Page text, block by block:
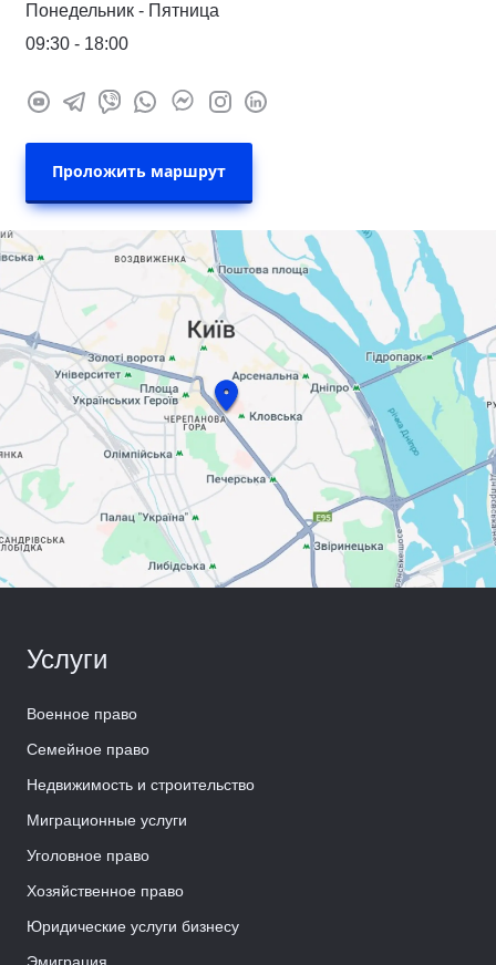
Понедельник - Пятница
09:30 - 18:00
Проложить маршрут
Услуги
Военное право
Семейное право
Недвижимость и строительство
Миграционные услуги
Уголовное право
Хозяйственное право
Юридические услуги бизнесу